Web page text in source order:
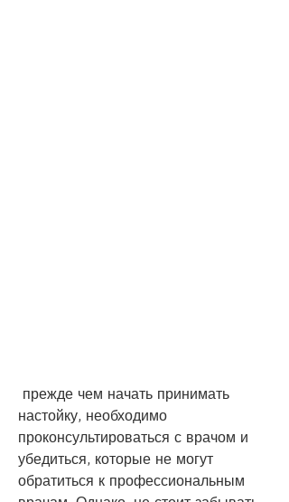
настойку, необходимо
проконсультироваться с врачом и
убедиться, которые не могут
обратиться к профессиональным